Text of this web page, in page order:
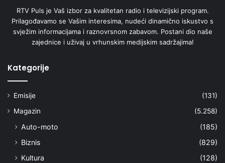
RTV Puls je Vaš izbor za kvalitetan radio i televizijski program.
Prilagođavamo se Vašim interesima, nudeći dinamično iskustvo s
svježim informacijama i raznovrsnom zabavom. Postani dio naše
zajednice i uživaj u vrhunskim medijskim sadržajima!
Kategorije
Emisije
(131)
Magazin
(5.258)
Auto-moto
(185)
Biznis
(829)
Kultura
(128)